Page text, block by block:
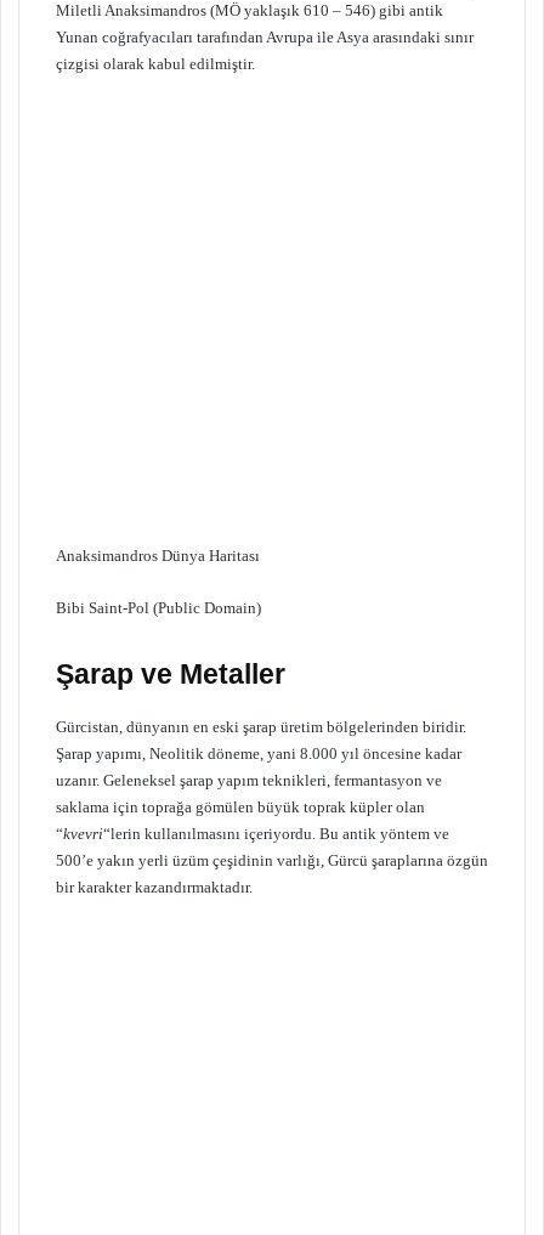
Miletli Anaksimandros (MÖ yaklaşık 610 – 546) gibi antik
Yunan coğrafyacıları tarafından Avrupa ile Asya arasındaki sınır
çizgisi olarak kabul edilmiştir.
Anaksimandros Dünya Haritası
Bibi Saint-Pol (Public Domain)
Şarap ve Metaller
Gürcistan, dünyanın en eski şarap üretim bölgelerinden biridir.
Şarap yapımı, Neolitik döneme, yani 8.000 yıl öncesine kadar
uzanır. Geleneksel şarap yapım teknikleri, fermantasyon ve
saklama için toprağa gömülen büyük toprak küpler olan
“kvevri“lerin kullanılmasını içeriyordu. Bu antik yöntem ve
500’e yakın yerli üzüm çeşidinin varlığı, Gürcü şaraplarına özgün
bir karakter kazandırmaktadır.